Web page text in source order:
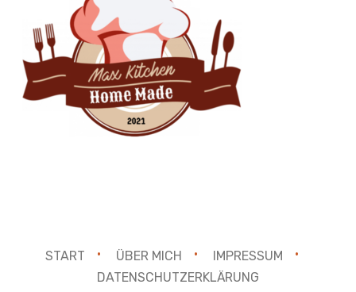
START ÜBER MICH
IMPRESSUM
DATENSCHUTZERKLÄRUNG